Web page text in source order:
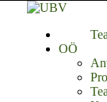
OÖ